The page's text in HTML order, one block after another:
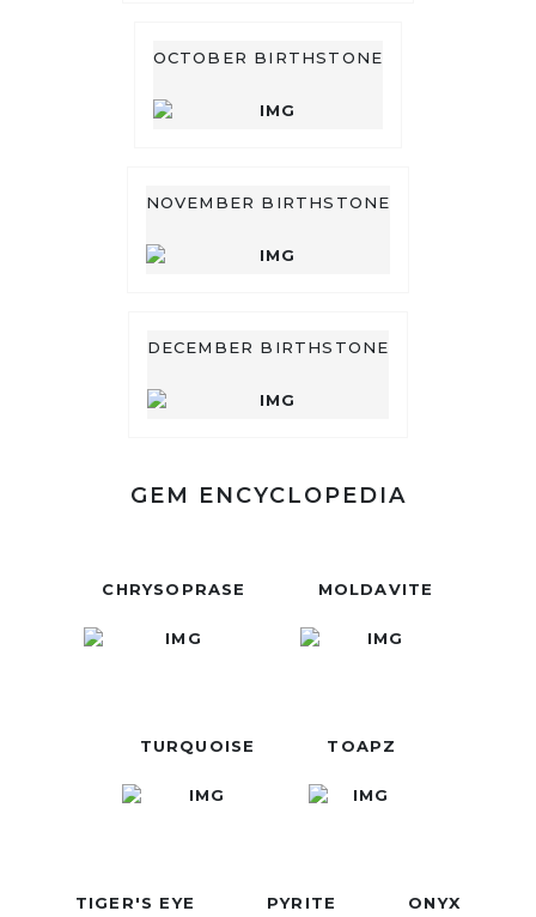
OCTOBER BIRTHSTONE
NOVEMBER BIRTHSTONE
DECEMBER BIRTHSTONE
GEM ENCYCLOPEDIA
CHRYSOPRASE MOLDAVITE
TURQUOISE TOAPZ
TIGER'S EYE PYRITE ONYX